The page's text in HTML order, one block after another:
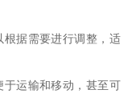
据需要进行调整，适
运输和移动，甚至可